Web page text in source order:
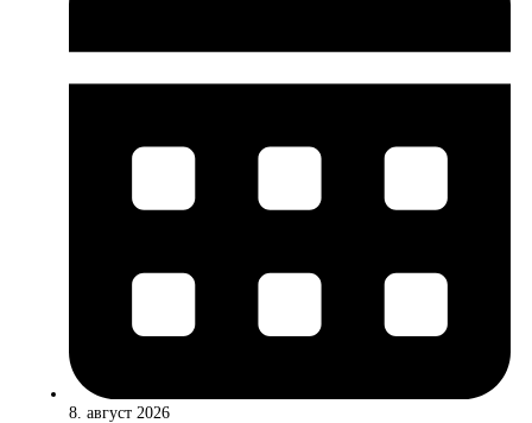
8. август 2026